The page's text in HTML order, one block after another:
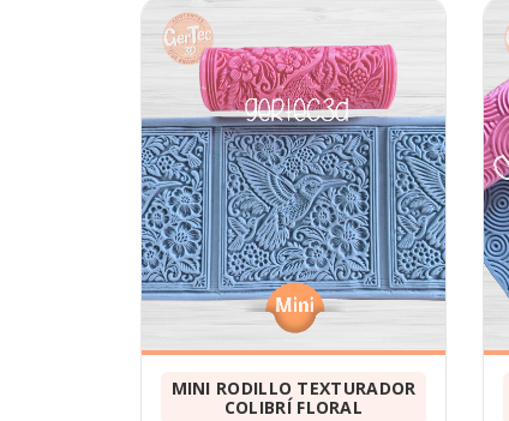
MINI RODILLO TEXTURADOR
COLIBRÍ FLORAL